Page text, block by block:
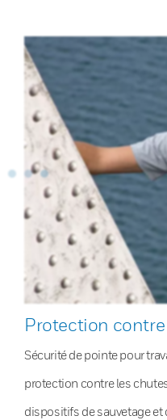
Protection
Sécurité de pointe pour
protection contre les
dispositifs de sauvetage et